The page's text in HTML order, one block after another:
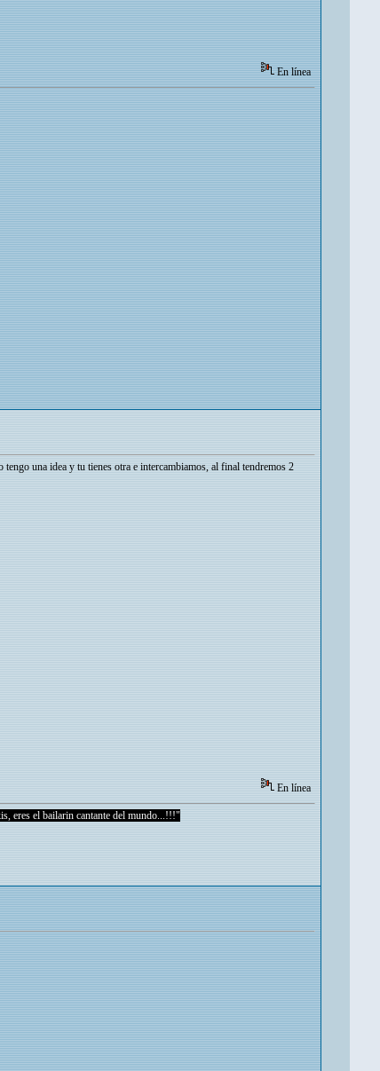
En línea
una idea y tu tienes otra e intercambiamos, al final tendremos 2
En línea
eres el bailarin cantante del mundo...!!!"